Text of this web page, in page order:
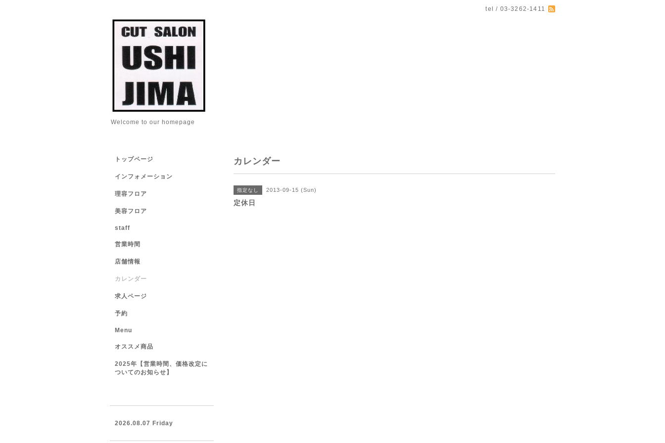
tel / 03-3262-1411
Welcome to our homepage
カレンダー
指定なし 2013-09-15 (Sun)
定休日
トップページ
インフォメーション
理容フロア
美容フロア
staff
営業時間
店舗情報
カレンダー
求人ページ
予約
Menu
オススメ商品
2025年【営業時間、価格改定に
ついてのお知らせ】
2026.08.07 Friday